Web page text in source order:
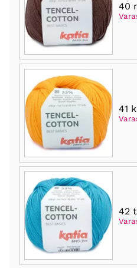
40
41
42